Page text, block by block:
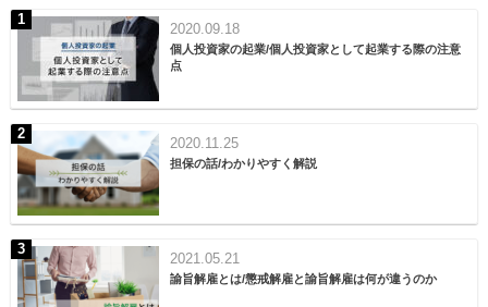
2020.09.18
個人投資家の起業/個人投資家として起業する際の注意
点
2020.11.25
担保の話/わかりやすく解説
2021.05.21
諭旨解雇とは/懲戒解雇と諭旨解雇は何が違うのか